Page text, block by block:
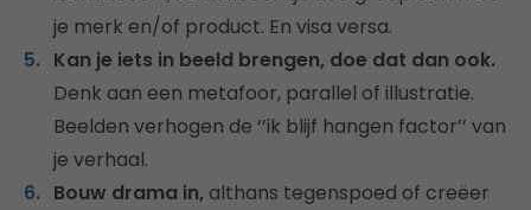
je merk en/of product. En visa versa.
Kan je iets in beeld brengen, doe dat dan ook.
Denk aan een metafoor, parallel of illustratie.
Beelden verhogen de ‘’ik blijf hangen factor’’ van
je verhaal.
Bouw drama in, althans tegenspoed of creëer